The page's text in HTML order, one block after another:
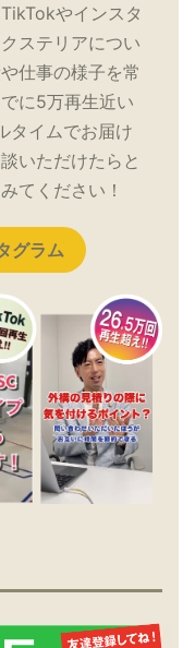
やインスタ
ステリアについ
仕事の様子を常
に5万再生近い
タイムでお届け
いただけたらと
てください！
グラム